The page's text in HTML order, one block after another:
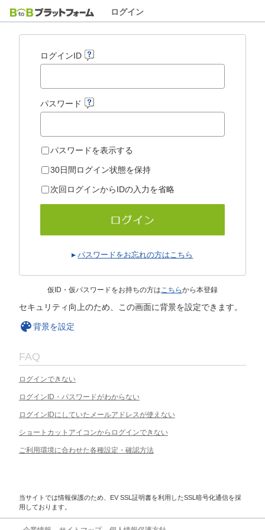
ログイン
ログインID
パスワード
パスワードを表示する
30日間ログイン状態を保持
次回ログインからIDの入力を省略
パスワードをお忘れの方はこちら
仮ID・仮パスワードをお持ちの方はこちらから本登録
セキュリティ向上のため、この画面に背景を設定できます。
背景を設定
FAQ
ログインできない
ログインID・パスワードがわからない
ログインIDにしていたメールアドレスが使えない
ショートカットアイコンからログインできない
ご利用環境に合わせた各種設定・確認方法
当サイトでは情報保護のため、EV SSL証明書を利用したSSL暗号化通信を採
用しております。